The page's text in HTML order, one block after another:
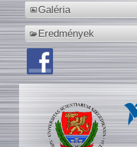
Galéria
Eredmények